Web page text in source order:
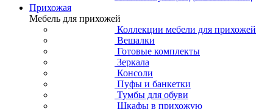
Прихожая
Мебель для прихожей
Коллекции мебели для прихожей
Вешалки
Готовые комплекты
Зеркала
Консоли
Пуфы и банкетки
Тумбы для обуви
Шкафы в прихожую